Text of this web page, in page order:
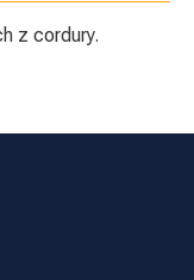
z cordury.
miękki